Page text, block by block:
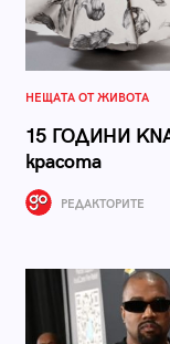
НЕЩАТА ОТ ЖИВОТА
15 ГОДИНИ
красота
РЕДАКТОРИТЕ